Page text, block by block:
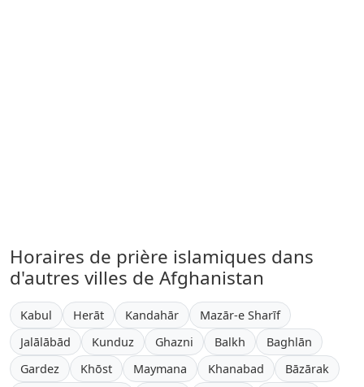
Horaires de prière islamiques dans
d'autres villes de Afghanistan
Kabul Herāt Kandahār
Mazār-e Sharīf
Jalālābād
Kunduz Ghazni Balkh
Baghlān
Gardez
Khōst Maymana Khanabad
Bāzārak